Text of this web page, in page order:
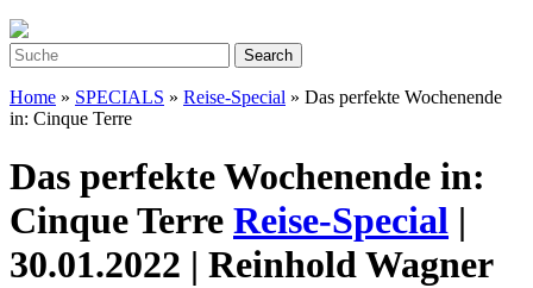
Home » SPECIALS » Reise-Special » Das perfekte Wochenende
in: Cinque Terre
Das perfekte Wochenende in:
Cinque Terre Reise-Special |
30.01.2022 | Reinhold Wagner